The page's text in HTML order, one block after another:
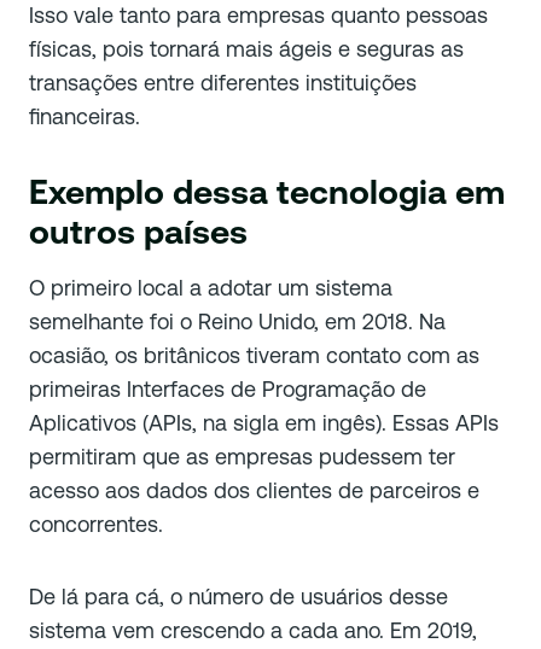
Isso vale tanto para empresas quanto pessoas
físicas, pois tornará mais ágeis e seguras as
transações entre diferentes instituições
financeiras.
Exemplo dessa tecnologia em
outros países
O primeiro local a adotar um sistema
semelhante foi o Reino Unido, em 2018. Na
ocasião, os britânicos tiveram contato com as
primeiras Interfaces de Programação de
Aplicativos (APIs, na sigla em ingês). Essas APIs
permitiram que as empresas pudessem ter
acesso aos dados dos clientes de parceiros e
concorrentes.
De lá para cá, o número de usuários desse
sistema vem crescendo a cada ano. Em 2019,